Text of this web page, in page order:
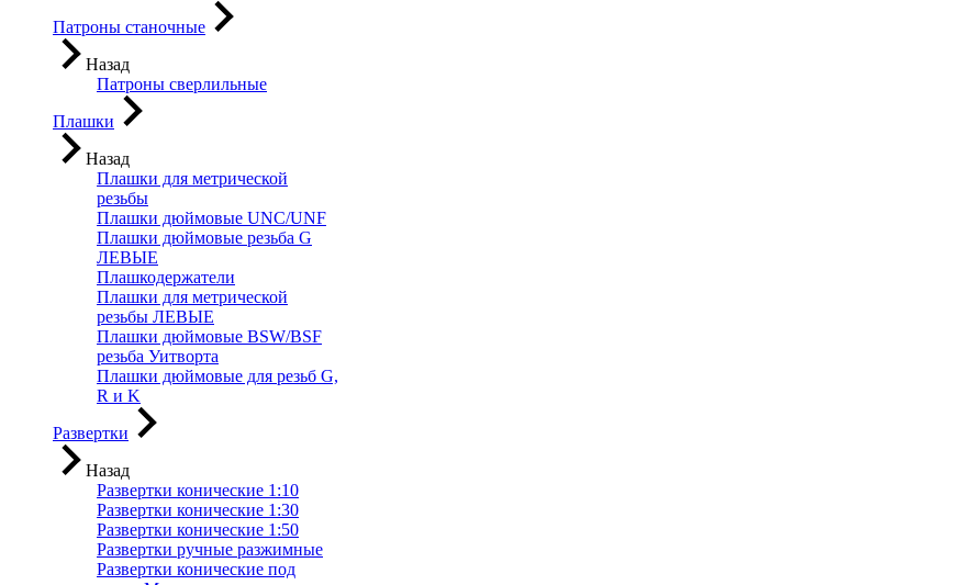
Патроны станочные
Назад
Патроны сверлильные
Плашки
Назад
Плашки для метрической
резьбы
Плашки дюймовые UNC/UNF
Плашки дюймовые резьба G
ЛЕВЫЕ
Плашкодержатели
Плашки для метрической
резьбы ЛЕВЫЕ
Плашки дюймовые BSW/BSF
резьба Уитворта
Плашки дюймовые для резьб G,
R и K
Развертки
Назад
Развертки конические 1:10
Развертки конические 1:30
Развертки конические 1:50
Развертки ручные разжимные
Развертки конические под